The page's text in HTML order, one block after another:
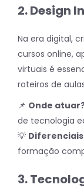
2. Design
Na era digital,
cursos online,
virtuais é
roteiros de
📌 Onde
de tecnologia
💡
formação
3.